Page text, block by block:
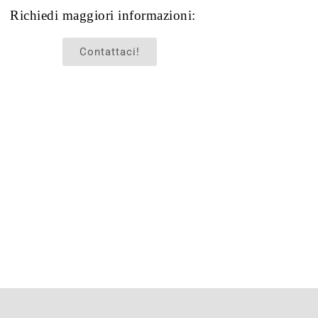
Richiedi maggiori informazioni:
Contattaci!